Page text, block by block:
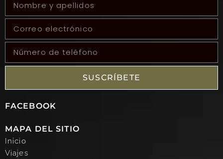
SUSCRÍBETE
FACEBOOK
MAPA DEL SITIO
Inicio
Viajes